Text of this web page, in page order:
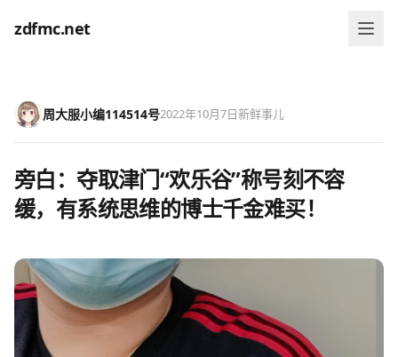
zdfmc.net
周大服小编114514号2022年10月7日新鲜事儿
旁白：夺取津门“欢乐谷”称号刻不容
缓，有系统思维的博士千金难买！